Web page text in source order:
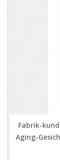
Fabrik-
Aging-